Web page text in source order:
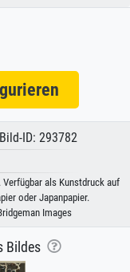
ID: 293782
als Kunstdruck auf
oder Japanpapier.
Images
Bildes